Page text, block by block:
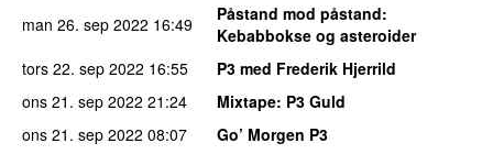
man 26. sep 2022 16:49 Påstand mod påstand:
Kebabbokse og asteroider
tors 22. sep 2022 16:55
P3 med Frederik Hjerrild
ons 21. sep 2022 21:24 Mixtape: P3 Guld
ons 21. sep 2022 08:07
Go’ Morgen P3